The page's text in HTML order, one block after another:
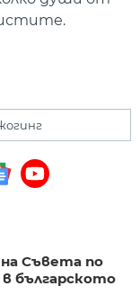
на Съвета по
българското